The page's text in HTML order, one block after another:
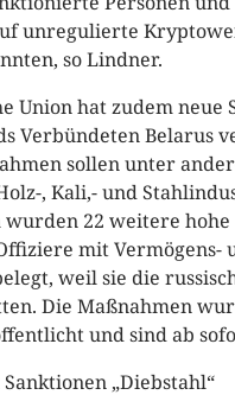
unregulierte
so Lindner.
Union hat zudem neue
Verbündeten Belarus
sollen unter
, Kali,- und
22 weitere hohe
mit Vermögens-
weil sie die
Die Maßnahmen
und sind ab
„Diebstahl“